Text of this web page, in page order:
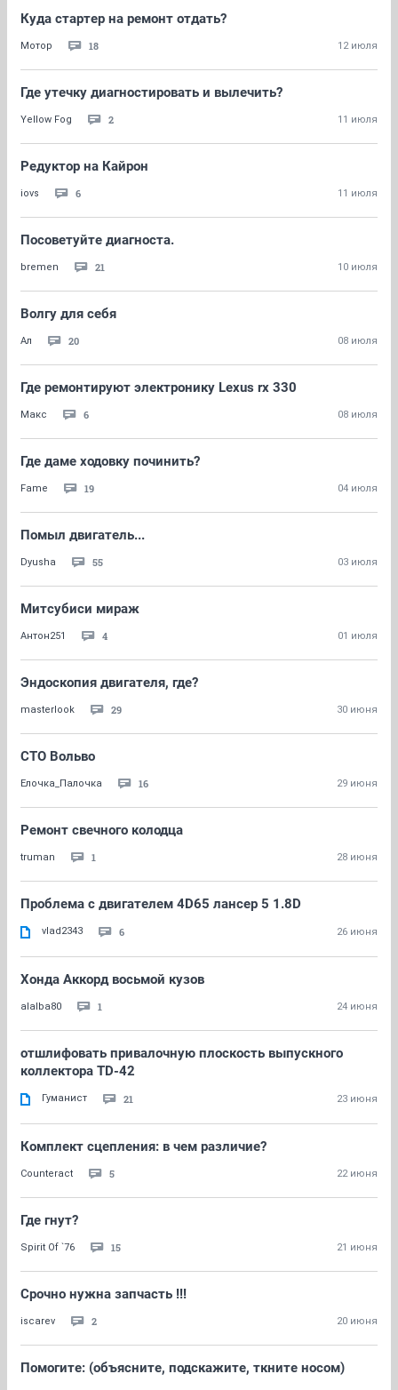
Куда стартер на ремонт отдать?
Мотор 18 12 июля
Где утечку диагностировать и вылечить?
Yellow Fog 2 11 июля
Редуктор на Кайрон
iovs 6 11 июля
Посоветуйте диагноста.
bremen 21 10 июля
Волгу для себя
Ал 20 08 июля
Где ремонтируют электронику Lexus rx 330
Макс 6 08 июля
Где даме ходовку починить?
Fame 19 04 июля
Помыл двигатель...
Dyusha 55 03 июля
Митсубиси мираж
Антон251 4 01 июля
Эндоскопия двигателя, где?
masterlook 29 30 июня
СТО Вольво
Ёлочка_Палочка 16 29 июня
Ремонт свечного колодца
truman 1 28 июня
Проблема с двигателем 4D65 лансер 5 1.8D
vlad2343 6 26 июня
Хонда Аккорд восьмой кузов
alalba80 1 24 июня
отшлифовать привалочную плоскость выпускного
коллектора TD-42
Гуманист 21 23 июня
Комплект сцепления: в чем различие?
Counteract 5 22 июня
Где гнут?
Spirit Of `76 15 21 июня
Срочно нужна запчасть !!!
iscarev 2 20 июня
Помогите: (объясните, подскажите, ткните носом)